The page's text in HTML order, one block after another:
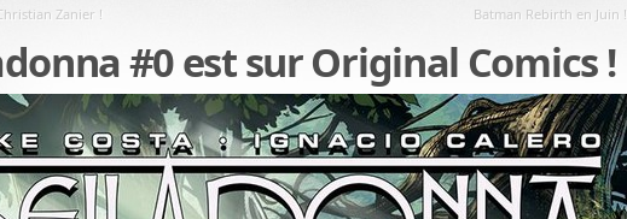
Zanier ! Batman Rebirth en Juin !
#0 est sur Original Comics !